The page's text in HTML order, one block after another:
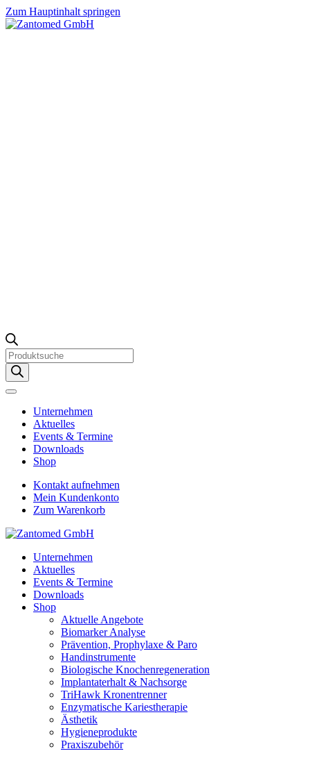
Zum Hauptinhalt springen
Products
search
Unternehmen
Aktuelles
Events & Termine
Downloads
Shop
Kontakt aufnehmen
Mein Kundenkonto
Zum Warenkorb
Unternehmen
Aktuelles
Events & Termine
Downloads
Shop
Aktuelle Angebote
Biomarker Analyse
Prävention, Prophylaxe & Paro
Handinstrumente
Biologische Knochenregeneration
Implantaterhalt & Nachsorge
TriHawk Kronentrenner
Enzymatische Kariestherapie
Ästhetik
Hygieneprodukte
Praxiszubehör